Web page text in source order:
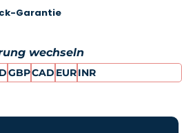
Garantie
wechseln
GBPCAD EURINR